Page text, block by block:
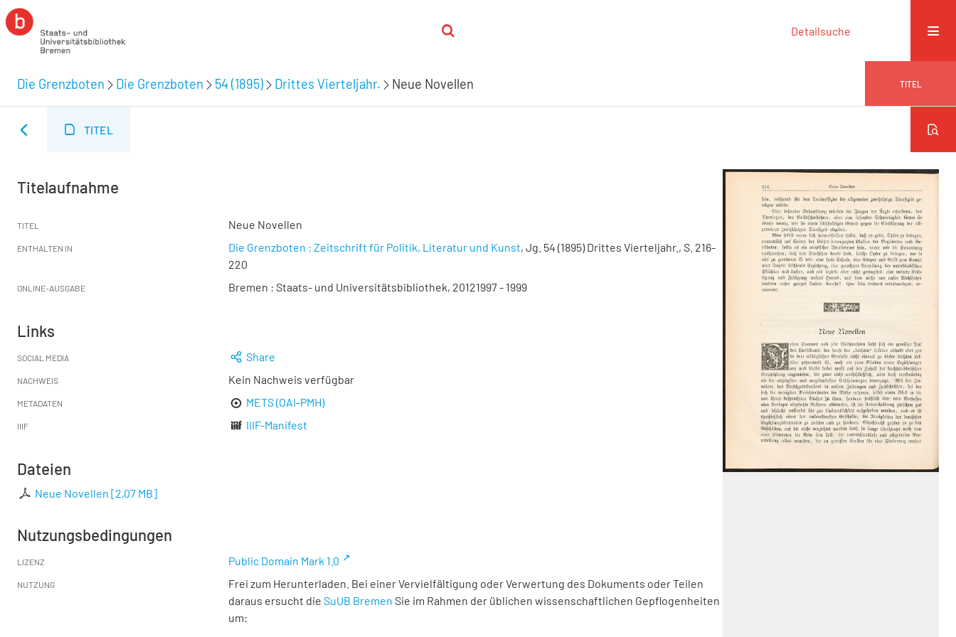
Detailsuche
Die Grenzboten Die Grenzboten 54 (1895) Drittes Vierteljahr. Neue Novellen TITEL
TITEL
Titelaufnahme
TITEL Neue Novellen
ENTHALTEN IN Die Grenzboten : Zeitschrift für Politik, Literatur und Kunst, Jg. 54 (1895) Drittes Vierteljahr., S. 216-
220
ONLINE-AUSGABE Bremen : Staats- und Universitätsbibliothek, 20121997 - 1999
Links
SOCIAL MEDIA Share
NACHWEIS Kein Nachweis verfügbar
METADATEN METS (OAI-PMH)
IIIF IIIF-Manifest
Dateien
Neue Novellen [2,07 MB]
Nutzungsbedingungen
LIZENZ Public Domain Mark 1.0
NUTZUNG
Frei zum Herunterladen. Bei einer Vervielfältigung oder Verwertung des Dokuments oder Teilen
daraus ersucht die SuUB Bremen Sie im Rahmen der üblichen wissenschaftlichen Gepflogenheiten
um: